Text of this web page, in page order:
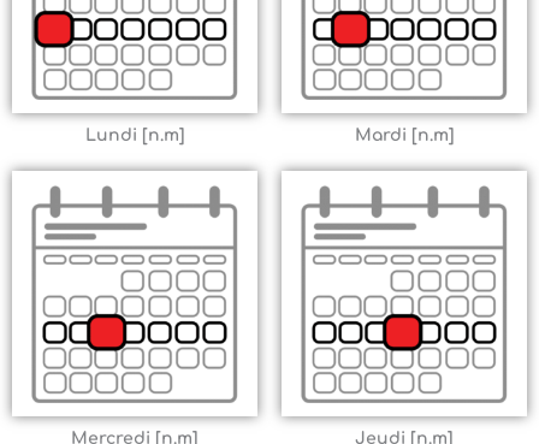
Lundi [n.m] Mardi [n.m]
Mercredi [n.m] Jeudi [n.m]